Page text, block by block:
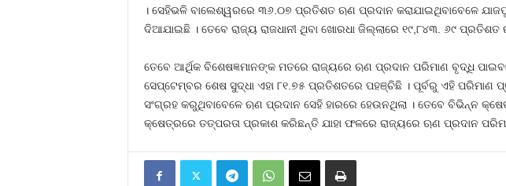
। ସେହିଭଳି ବାଲେଶ୍ୱରରେ ୩୬.୦୭ ପ୍ରତିଶତ ଋଣ ପ୍ରଦାନ କରାଯାଇଥିବାବେଳେ
ଦିଆଯାଇଛି । ତେବେ ରାଜ୍ୟ ରାଜଧାନୀ ଥିବା ଖୋରଧା ଜିଲ୍ଲାରେ ୧୯,୮୪୩. ୬୯
ତେବେ ଆର୍ଥିକ ବିଶେଷଜ୍ଞମାନଙ୍କ ମତରେ ରାଜ୍ୟରେ ଋଣ ପ୍ରଦାନ ପରିମାଣ ବୃଦ୍ଧି
ସେପ୍ଟେମ୍ବର ଶେଷ ସୁଦ୍ଧା ଏହା ୮୧.୭୫ ପ୍ରତିଶତରେ ପହଞ୍ଚିଛି । ପୂର୍ବରୁ ଏହି ପରିମାଣ
ସଂଗ୍ରହ କରୁଥିବାବେଳେ ଋଣ ପ୍ରଦାନ ସେହି ହାରରେ ହେଉନଥିଲା । ତେବେ ବିଭିନ୍ନ
କ୍ଷେତ୍ରରେ ତତ୍ପରତା ପ୍ରକାଶ କରିଛନ୍ତି ଯାହା ଫଳରେ ରାଜ୍ୟରେ ଋଣ ପ୍ରଦାନ